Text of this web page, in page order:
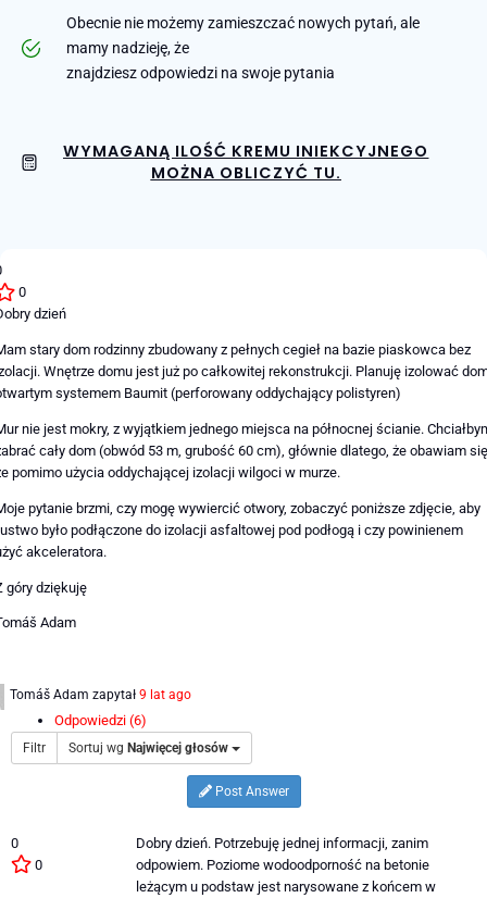
Obecnie nie możemy zamieszczać nowych pytań, ale
mamy nadzieję, że
znajdziesz odpowiedzi na swoje pytania
WYMAGANĄ ILOŚĆ KREMU INIEKCYJNEGO
MOŻNA OBLICZYĆ TU.
0
dzień
stary dom rodzinny zbudowany z pełnych cegieł na bazie piaskowca bez
Wnętrze domu jest już po całkowitej rekonstrukcji. Planuję izolować
systemem Baumit (perforowany oddychający polistyren)
nie jest mokry, z wyjątkiem jednego miejsca na północnej ścianie.
cały dom (obwód 53 m, grubość 60 cm), głównie dlatego, że obawiam
pomimo użycia oddychającej izolacji wilgoci w murze.
pytanie brzmi, czy mogę wywiercić otwory, zobaczyć poniższe zdjęcie, aby
było podłączone do izolacji asfaltowej pod podłogą i czy powinienem
akceleratora.
góry dziękuję
Adam
Tomáš Adam zapytał 9 lat ago
Odpowiedzi (6)
Filtr Sortuj wg Najwięcej głosów
Post Answer
0
0
Dobry dzień. Potrzebuję jednej informacji, zanim
odpowiem. Poziome wodoodporność na betonie
leżącym u podstaw jest narysowane z końcem w